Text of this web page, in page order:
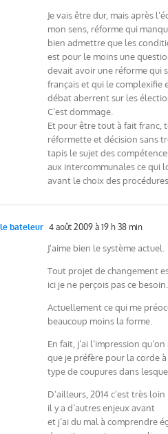
Je vais être dur, mais après
mon sens, réforme qui
bien admettre que les
est pour le moins une
devait avoir une réforme qui
français et qui le complexifie
débat aberrent sur les
C’est dommage.
Et pour être tout à fait franc,
réformette et décision sans
tapis le sujet des
aux intercommunales ce qui
avant le choix des procédures
le bateleur 4 août 2009 à 19 h 38 min
J’aime bien le système actuel.
Tout projet de changement
ici je ne perçois pas ce besoin.
Actuellement ce qui me
beaucoup moins la forme.
En fait, j’ai l’impression
que je préfère pour la corde
type de coupures dans
D’ailleurs, 2014 c’est très loin
il y a d’autres enjeux avant
et j’ai du mal à comprendre